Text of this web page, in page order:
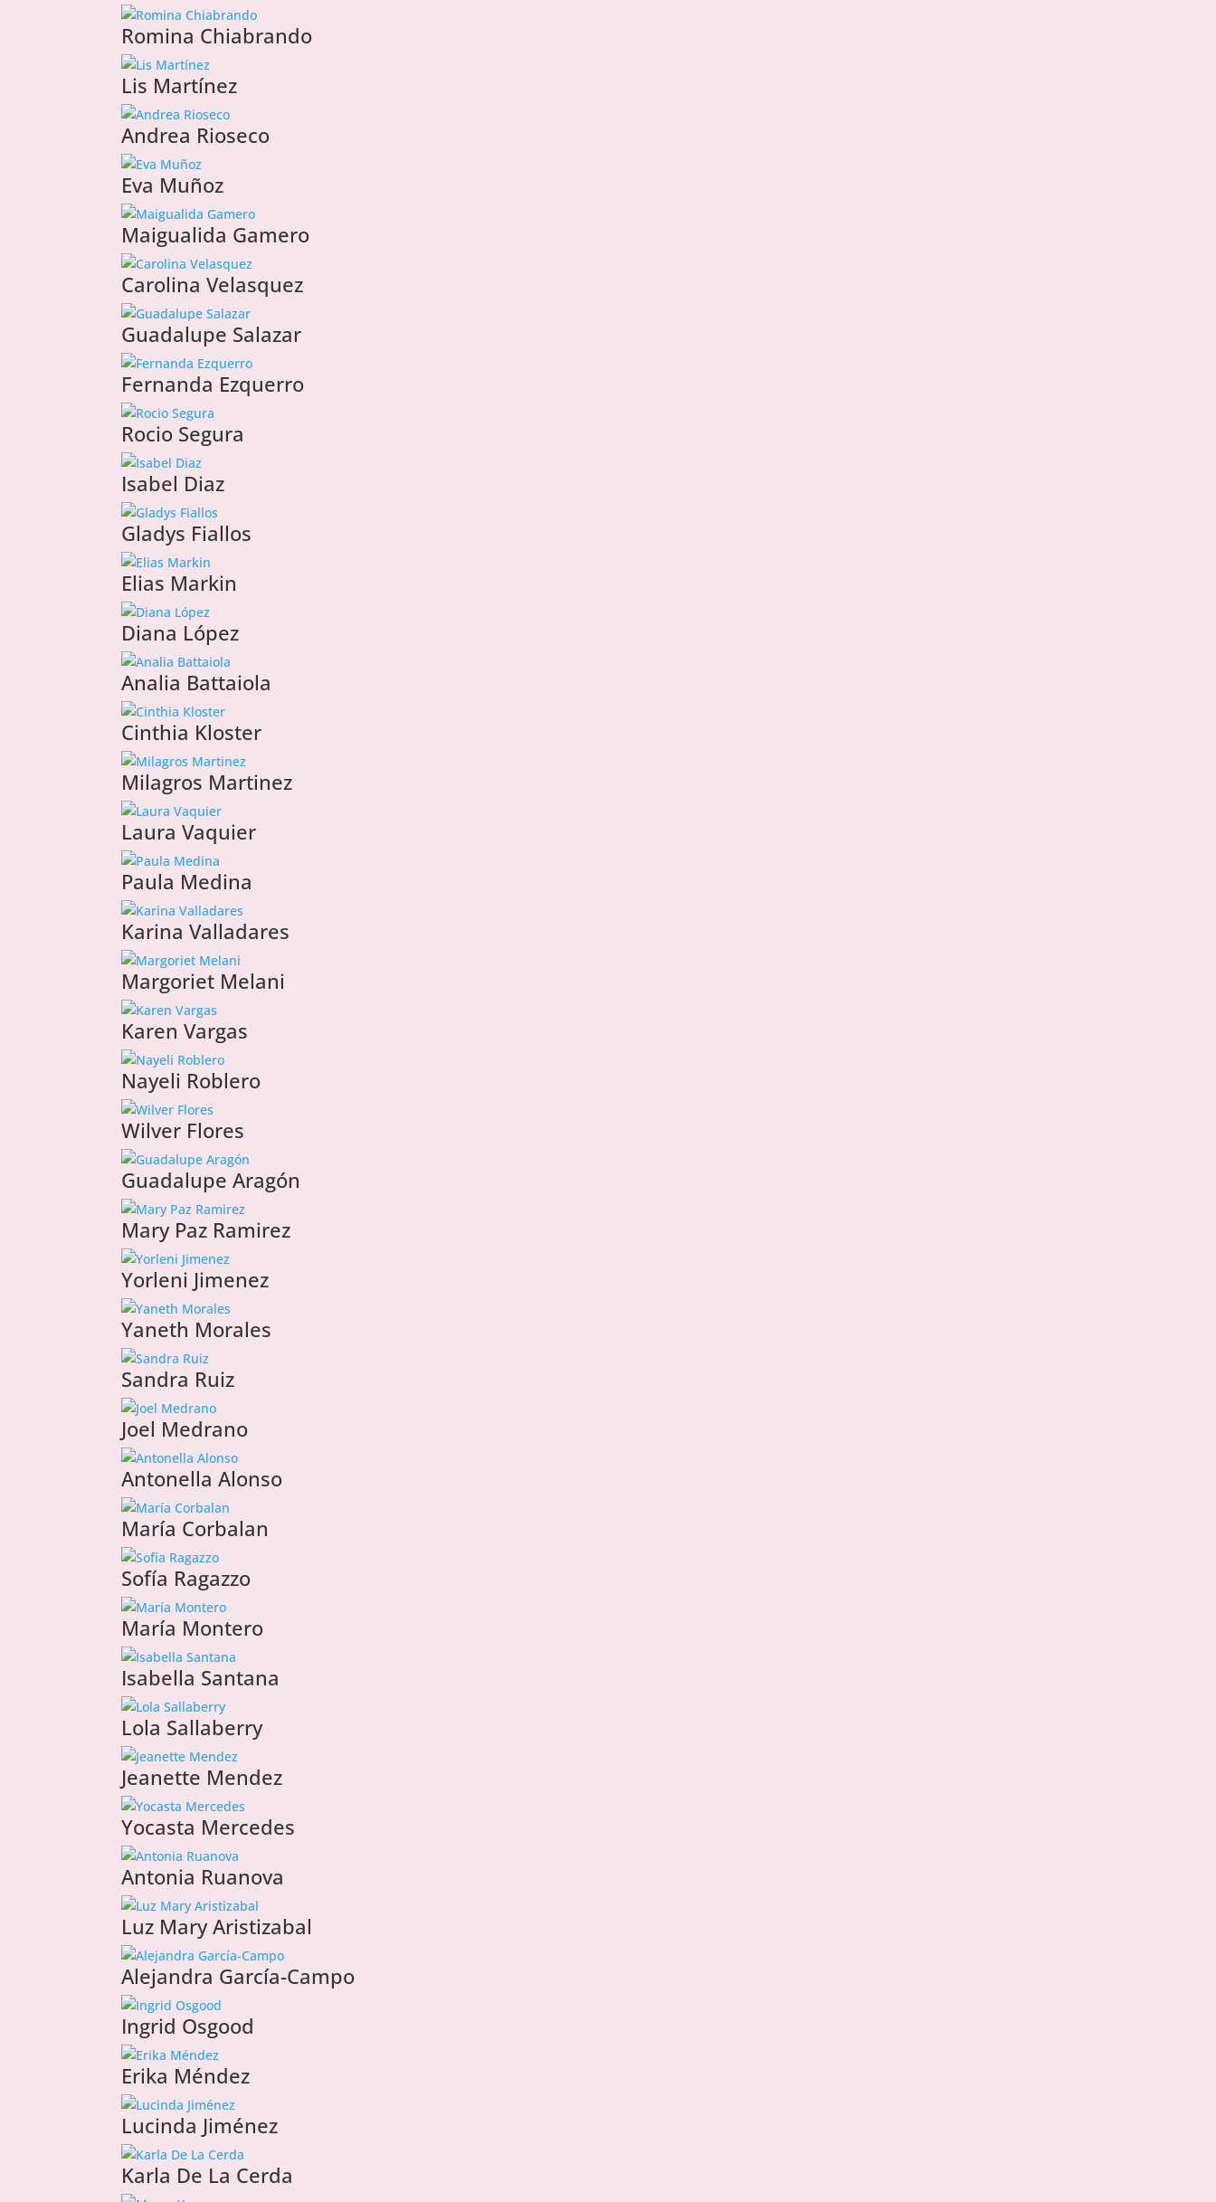
Romina Chiabrando
Lis Martínez
Andrea Rioseco
Eva Muñoz
Maigualida Gamero
Carolina Velasquez
Guadalupe Salazar
Fernanda Ezquerro
Rocio Segura
Isabel Diaz
Gladys Fiallos
Elias Markin
Diana López
Analia Battaiola
Cinthia Kloster
Milagros Martinez
Laura Vaquier
Paula Medina
Karina Valladares
Margoriet Melani
Karen Vargas
Nayeli Roblero
Wilver Flores
Guadalupe Aragón
Mary Paz Ramirez
Yorleni Jimenez
Yaneth Morales
Sandra Ruiz
Joel Medrano
Antonella Alonso
María Corbalan
Sofía Ragazzo
María Montero
Isabella Santana
Lola Sallaberry
Jeanette Mendez
Yocasta Mercedes
Antonia Ruanova
Luz Mary Aristizabal
Alejandra García-Campo
Ingrid Osgood
Erika Méndez
Lucinda Jiménez
Karla De La Cerda